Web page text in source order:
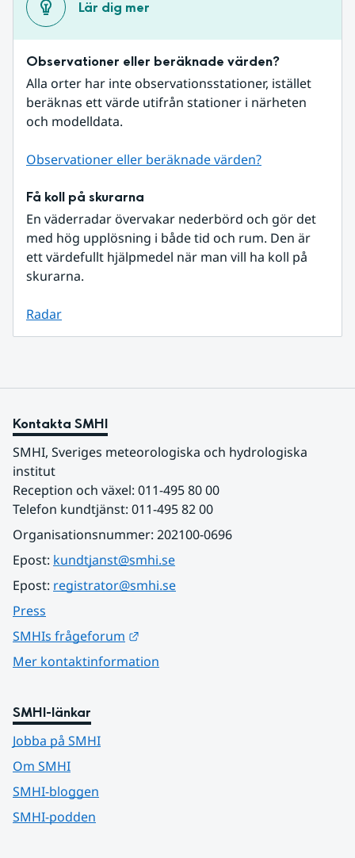
Lär dig mer
Observationer eller beräknade värden?
Alla orter har inte observationsstationer, istället
beräknas ett värde utifrån stationer i närheten
och modelldata.
Observationer eller beräknade värden?
Få koll på skurarna
En väderradar övervakar nederbörd och gör det
med hög upplösning i både tid och rum. Den är
ett värdefullt hjälpmedel när man vill ha koll på
skurarna.
Radar
Kontakta SMHI
SMHI, Sveriges meteorologiska och hydrologiska
institut
Reception och växel: 011-495 80 00
Telefon kundtjänst: 011-495 82 00
Organisationsnummer: 202100-0696
Epost: kundtjanst@smhi.se
Epost: registrator@smhi.se
Press
SMHIs frågeforum
Mer kontaktinformation
SMHI-länkar
Jobba på SMHI
Om SMHI
SMHI-bloggen
SMHI-podden